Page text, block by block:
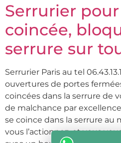
Serrurier pour
coincée,
serrure sur
Serrurier Paris au tel
ouvertures de portes
coincées dans la serrure de
de malchance par
se coince dans la serrure au
vous l’actionnez, et vous